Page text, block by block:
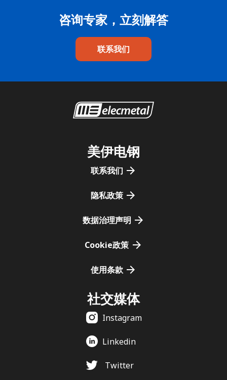
咨询专家，立刻解答
联系我们
美伊电钢
联系我们
隐私政策
数据治理声明
Cookie政策
使用条款
社交媒体
Instagram
Linkedin
Twitter